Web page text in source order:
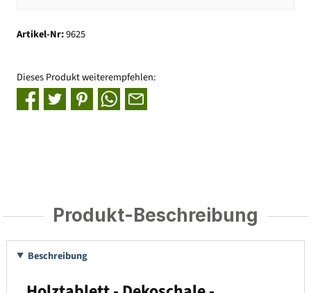
Artikel-Nr:9625
Dieses Produkt weiterempfehlen:
Produkt-Beschreibung
Beschreibung